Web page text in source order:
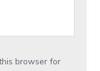
browser for